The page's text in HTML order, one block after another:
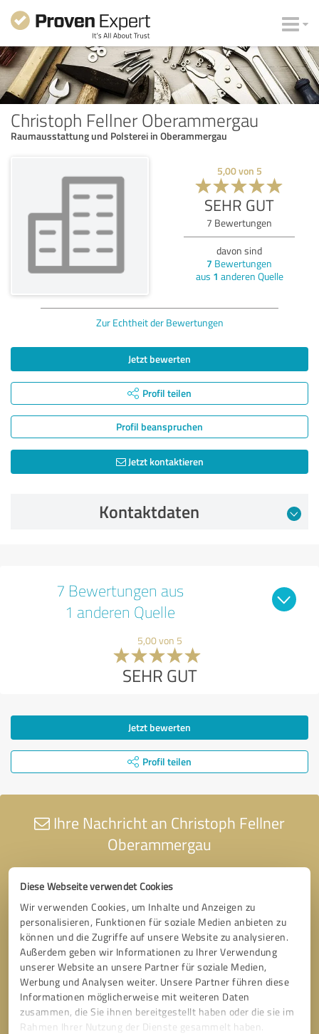
Diese Webseite verwendet Cookies
Wir verwenden Cookies, um Inhalte und Anzeigen zu
personalisieren, Funktionen für soziale Medien anbieten zu
können und die Zugriffe auf unsere Website zu analysieren.
Außerdem geben wir Informationen zu Ihrer Verwendung
unserer Website an unsere Partner für soziale Medien,
Werbung und Analysen weiter. Unsere Partner führen diese
Informationen möglicherweise mit weiteren Daten
zusammen, die Sie ihnen bereitgestellt haben oder die sie im
Rahmen Ihrer Nutzung der Dienste gesammelt haben.
Christoph Fellner Oberammergau
Raumausstattung und Polsterei in Oberammergau
5,00von 5
SEHR GUT
7 Bewertungen
davon sind
7 Bewertungen
aus 1 anderen Quelle
Zur Echtheit der Bewertungen
Jetzt bewerten
Profil teilen
Profil beanspruchen
Jetzt kontaktieren
Kontaktdaten
7 Bewertungen aus
1 anderen Quelle
5,00 von 5
SEHR GUT
Jetzt bewerten
Profil teilen
Ihre Nachricht an Christoph Fellner
Oberammergau